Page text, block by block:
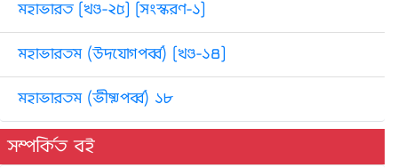
মহাভারত [খণ্ড-২৫] [সংস্করণ-১]
মহাভারতম (উদযোগপর্ব্ব) [খণ্ড-১৪]
মহাভারতম (ভীষ্মপর্ব্ব) ১৮
সম্পর্কিত বই